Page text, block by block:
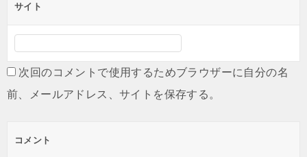
サイト
次回のコメントで使用するためブラウザーに自分の名
前、メールアドレス、サイトを保存する。
コメント